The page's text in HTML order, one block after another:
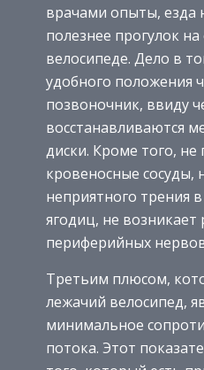
врачами опыты, езда
полезнее прогулок
велосипеде. Дело в
удобного положения
позвоночник, ввиду
восстанавливаются
диски. Кроме того,
кровеносные сосуды,
неприятного трения
ягодиц, не возникает
периферийных
Третьим плюсом,
лежачий велосипед,
минимальное
потока. Этот